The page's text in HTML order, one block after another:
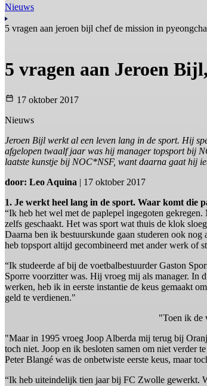
Nieuws
5 vragen aan jeroen bijl chef de mission in
5 vragen aan Jeroen
17 oktober 2017
Nieuws
Jeroen Bijl werkt al een leven lang in de sport. Hij
afgelopen twaalf jaar was hij manager topsport bij
laatste kunstje bij NOC*NSF, want daarna gaat hij
door: Leo Aquina | 17 oktober 2017
1. Je werkt heel lang in de sport. Waar komt die
“Ik heb het wel met de paplepel ingegoten
zelfs geschaakt. Het was sport wat thuis de klok
Daarna ben ik bestuurskunde gaan studeren ook
heb topsport altijd gecombineerd met ander werk of
“Ik studeerde af bij de voetbalbestuurder Gaston
Sporre voorzitter was. Hij vroeg mij als manager.
werken, heb ik in eerste instantie de keus gemaakt
geld te verdienen."
"Toen ik de
"Maar in 1995 vroeg Joop Alberda mij terug bij
toch niet. Joop en ik besloten samen om niet verder
Peter Blangé was de onbetwiste eerste keus, maar
“Ik heb uiteindelijk tien jaar bij FC Zwolle gewerkt.